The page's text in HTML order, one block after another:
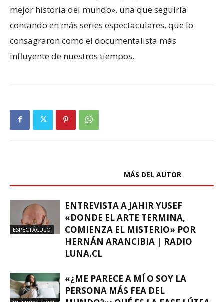
mejor historia del mundo», una que seguiría
contando en más series espectaculares, que lo
consagraron como el documentalista más
influyente de nuestros tiempos.
MÁS DEL AUTOR
ESPECTÁCULO
ENTREVISTA A JAHIR YUSEF
«DONDE EL ARTE TERMINA,
COMIENZA EL MISTERIO» POR
HERNÁN ARANCIBIA | RADIO
LUNA.CL
«¿ME PARECE A MÍ O SOY LA
PERSONA MÁS FEA DEL